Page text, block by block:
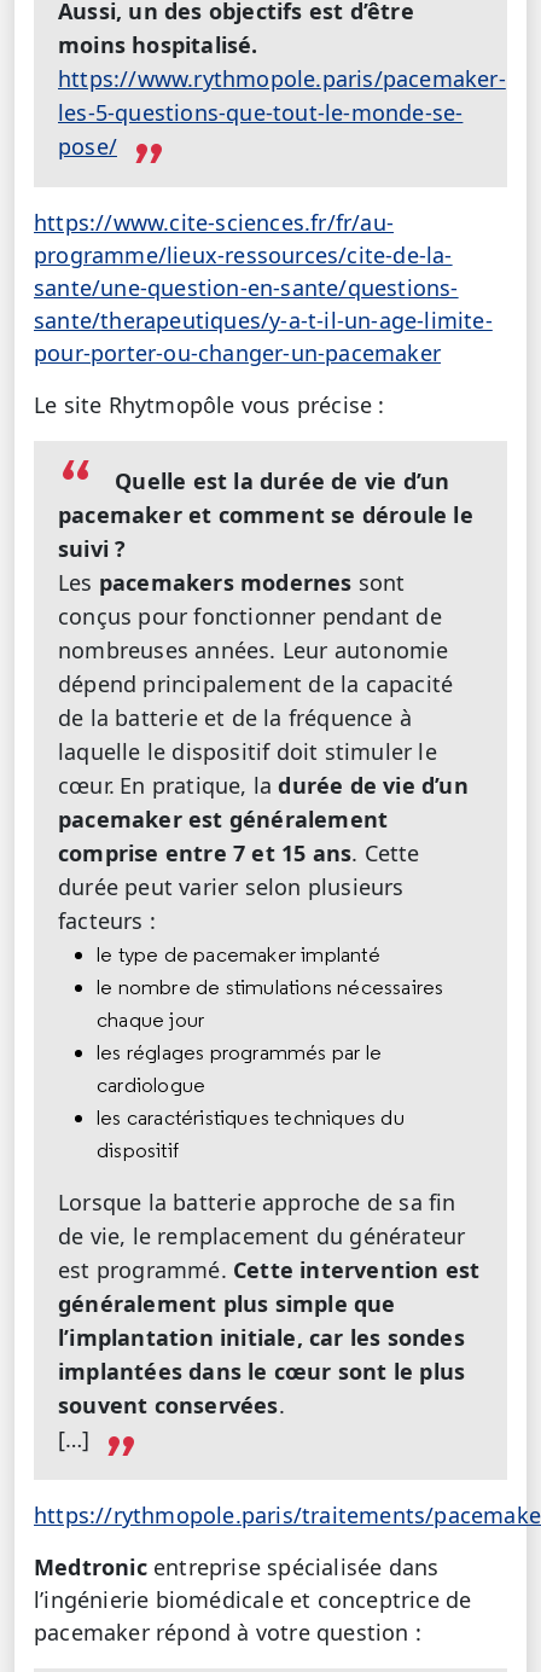
Aussi, un des objectifs est d’être
moins hospitalisé.
https://www.rythmopole.paris/pacemaker-
les-5-questions-que-tout-le-monde-se-
pose/
https://www.cite-sciences.fr/fr/au-
programme/lieux-ressources/cite-de-la-
sante/une-question-en-sante/questions-
sante/therapeutiques/y-a-t-il-un-age-limite-
pour-porter-ou-changer-un-pacemaker
Le site Rhytmopôle vous précise :
Quelle est la durée de vie d’un
pacemaker et comment se déroule le
suivi ?
Les pacemakers modernes sont
conçus pour fonctionner pendant de
nombreuses années. Leur autonomie
dépend principalement de la capacité
de la batterie et de la fréquence à
laquelle le dispositif doit stimuler le
cœur. En pratique, ladurée de vie d’un
pacemaker est généralement
comprise entre 7 et 15 ans. Cette
durée peut varier selon plusieurs
facteurs :
le type de pacemaker implanté
le nombre de stimulations nécessaires
chaque jour
les réglages programmés par le
cardiologue
les caractéristiques techniques du
dispositif
Lorsque la batterie approche de sa fin
de vie, le remplacement du générateur
est programmé. Cette intervention est
généralement plus simple que
l’implantation initiale, car les sondes
implantées dans le cœur sont le plus
souvent conservées.
[…]
https://rythmopole.paris/traitements/
Medtronic entreprise spécialisée dans
l’ingénierie biomédicale et conceptrice de
pacemaker répond à votre question :